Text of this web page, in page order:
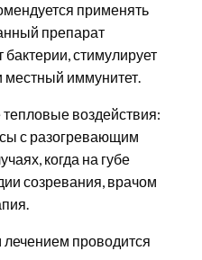
применять
препарат
стимулирует
иммунитет.
воздействия:
с разогревающим
когда на губе
созревания, врачом
проводится